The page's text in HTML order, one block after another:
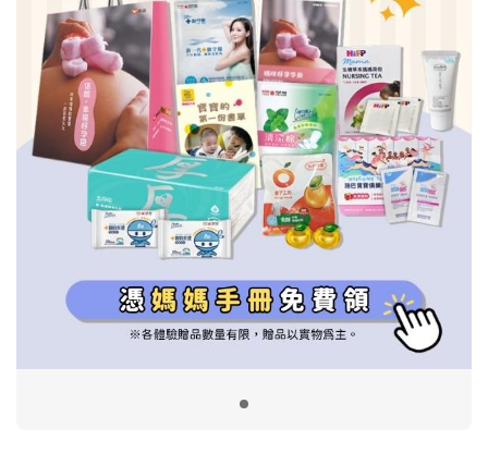
信誼基金會
2022信誼年度報告
2023信誼年度報告
2024信誼年度報告
附設幼兒園
小袋鼠幼師網